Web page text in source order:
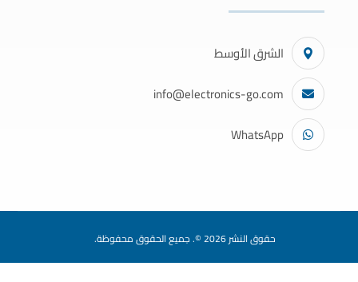
الشرق الأوسط
info@electronics-go.com
WhatsApp
حقوق النشر 2026 ©. جميع الحقوق محفوظة.